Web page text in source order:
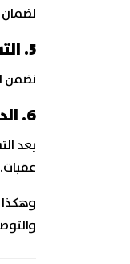
5. التسليم جاهزًا على التشغيل:
نضمن
6. الدعم الفني المستمر:
عقبات.